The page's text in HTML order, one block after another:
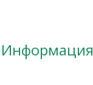
Информация